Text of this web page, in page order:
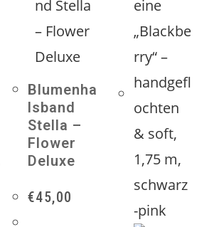
Blumenha
lsband
Stella –
Flower
Deluxe
€45,00